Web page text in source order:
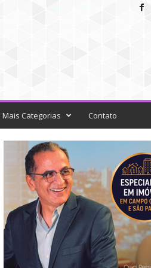
Mais Categorias Contato